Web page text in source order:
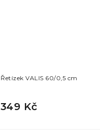
Řetízek VALIS 60/0,5 cm
349 Kč